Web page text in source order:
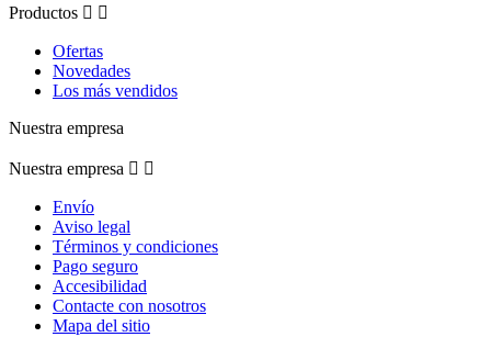
Productos  
Ofertas
Novedades
Los más vendidos
Nuestra empresa
Nuestra empresa  
Envío
Aviso legal
Términos y condiciones
Pago seguro
Accesibilidad
Contacte con nosotros
Mapa del sitio